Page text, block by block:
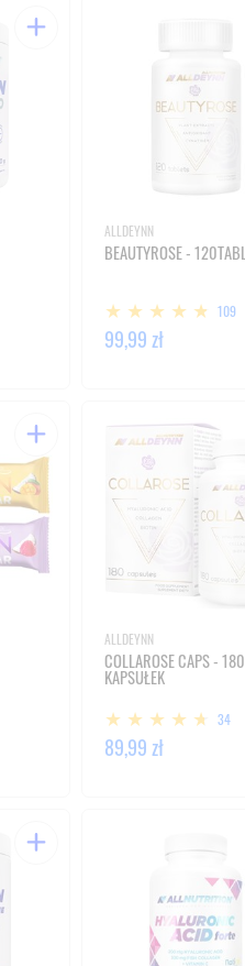
ALLDEYNN
BEAUTYROSE -
109
99,99 zł
ALLDEYNN
COLLAROSE CAPS - 180
KAPSUŁEK
34
89,99 zł